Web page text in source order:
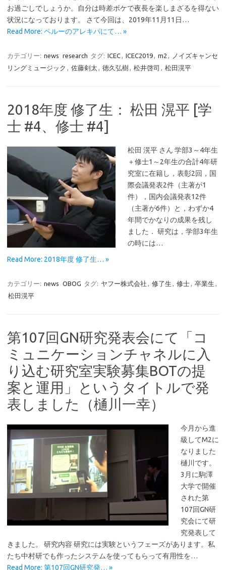
お過ごしでしょうか。自分は時差ボケで夜長を楽しまざるを得ない
状況になっております。 さて今回は、2019年11月11日…
Read More: ペルーのアレキパにて… »
カテゴリー: news research タグ: ICEC, ICEC2019, m2 ,
ノイズキャンセ
リングミュージック , 佐藤剣太, 徳久弘樹, 松井啓司 , 松田滉平
2018年度 修了生： 松田 滉平 [学
士 #4、修士 #4]
松田 滉平 さん 学部3～4年生
＋修士1～2年生の合計4年研
究室に在籍し，表彰2回，国
際会議発表2件（主著が1
件），国内会議発表12件
（主著が6件）と，わずか4
年間でかなりの成果を残し
ました． 研究は，学部3年生
の時には…
Read More: 2018年度 修了生… »
カテゴリー: news OBOG タグ: ヤフー株式会社 , 修了生 , 修士, 卒業生 ,
松田滉平
第107回GN研究発表会にて「コ
ミュニケーションチャネルに入
り込む研究室実験募集BOTの提
案と運用」というタイトルで発
表しました（樋川一幸）
今月から進
級してM2に
なりました
樋川です。
3月に駒澤
大学で開催
された第
107回GN研
究会にて研
究発表して
きました。 研究内容 研究には実験というフェーズがあります。私
たち中村研でも作ったシステムを使ってもらって有用性を…
Read More: 第107回GN研究発… »